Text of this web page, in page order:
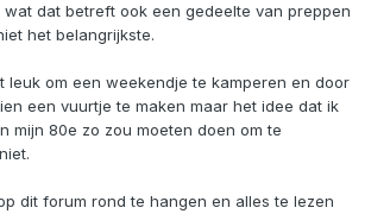
dat betreft ook een gedeelte van preppen
het belangrijkste.
leuk om een weekendje te kamperen en door
een vuurtje te maken maar het idee dat ik
mijn 80e zo zou moeten doen om te
dit forum rond te hangen en alles te lezen